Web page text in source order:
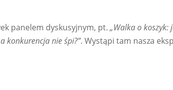
panelem dyskusyjnym, pt. „Walka o koszyk:
konkurencja nie śpi?”. Wystąpi tam nasza